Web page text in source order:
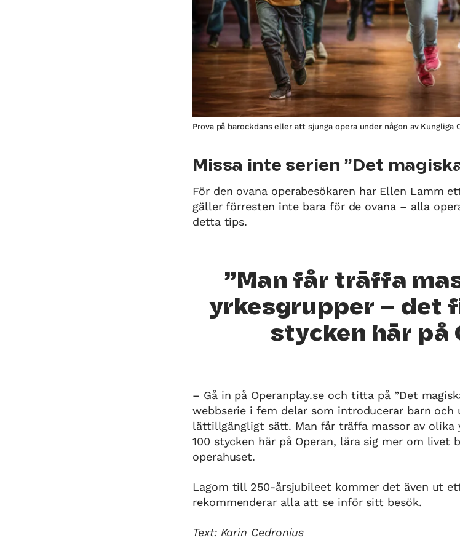
Prova på barockdans eller att sjunga opera under någon av Kungliga
Missa inte serien ”Det
För den ovana operabesökaren har Ellen Lamm
gäller förresten inte bara för de ovana – alla
detta tips.
Man får träffa
yrkesgrupper – det
stycken här på
– Gå in på Operanplay.se och titta på ”Det
webbserie i fem delar som introducerar barn
lättillgängligt sätt. Man får träffa massor av olika
100 stycken här på Operan, lära sig mer om livet
operahuset.
Lagom till 250-årsjubileet kommer det även ut
rekommenderar alla att se inför sitt besök.
Text: Karin Cedronius